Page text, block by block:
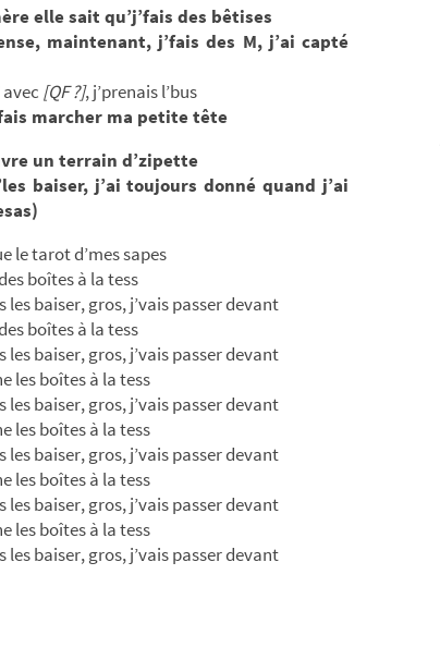
elle sait qu’j’fais des bêtises
maintenant, j’fais des M, j’ai capté
[QF ?], j’prenais l’bus
marcher ma petite tête
un terrain d’zipette
baiser, j’ai toujours donné quand j’ai
le tarot d’mes sapes
boîtes à la tess
les baiser, gros, j’vais passer devant
boîtes à la tess
les baiser, gros, j’vais passer devant
les boîtes à la tess
les baiser, gros, j’vais passer devant
les boîtes à la tess
les baiser, gros, j’vais passer devant
les boîtes à la tess
les baiser, gros, j’vais passer devant
les boîtes à la tess
les baiser, gros, j’vais passer devant